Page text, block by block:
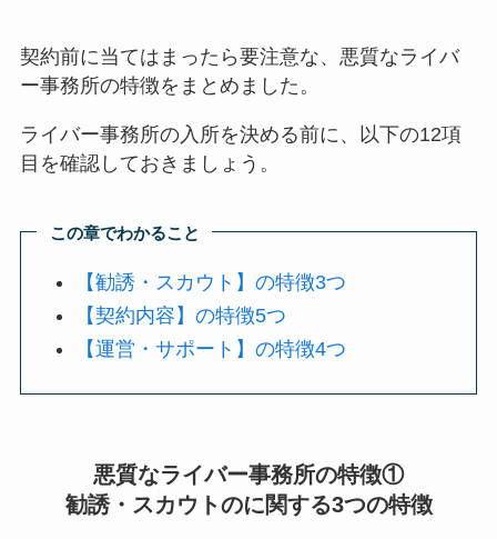
契約前に当てはまったら要注意な、悪質なライバ
ー事務所の特徴をまとめました。
ライバー事務所の入所を決める前に、以下の12項
目を確認しておきましょう。
この章でわかること
【勧誘・スカウト】の特徴3つ
【契約内容】の特徴5つ
【運営・サポート】の特徴4つ
悪質なライバー事務所の特徴①
勧誘・スカウトのに関する3つの特徴